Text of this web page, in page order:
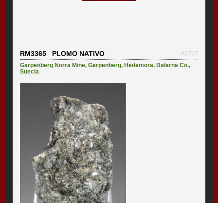
RM3365 PLOMO NATIVO
#2757
Garpenberg Norra Mine,Garpenberg, Hedemora, Dalarna Co.,
Suecia